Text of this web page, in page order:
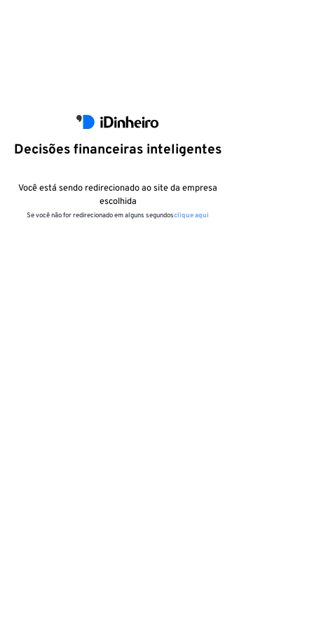
Decisões financeiras inteligentes
Você está sendo redirecionado ao site da empresa
escolhida
Se você não for redirecionado em alguns segundosclique aqui